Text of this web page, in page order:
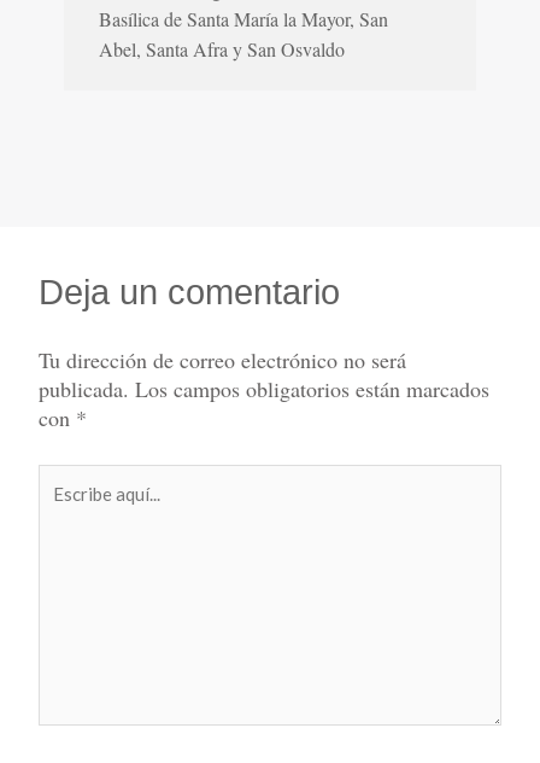
Basílica de Santa María la Mayor, San
Abel, Santa Afra y San Osvaldo
Deja un comentario
Tu dirección de correo electrónico no será
publicada. Los campos obligatorios están marcados
con *
aquí...